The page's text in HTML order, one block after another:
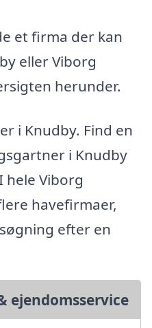
et firma der kan
eller Viborg
herunder.
i Knudby. Find en
i Knudby
hele Viborg
havefirmaer,
efter en
ejendomsservice